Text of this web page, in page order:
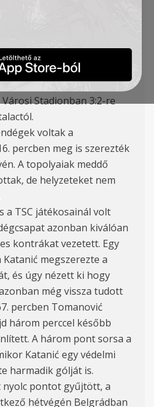
Duronjić), Lukić, Szilágyi
hazai pályán a
ötödik
Stadionban 3:2-re
voltak a
percben meg is szerezték
A topolyaiak meddő
de helyzeteket nem
a TSC játékosainál volt
azonban kiválóan
kontrákat vezetett. Egy
megszerezte a
és úgy nézett ki hogy
még vissza tudott
percben Tomanović
három perccel később
A három pont sorsa a
Katanić egy védelmi
harmadik gólját is.
nyolc pontot gyűjtött, a
hétvégén Belgrádban